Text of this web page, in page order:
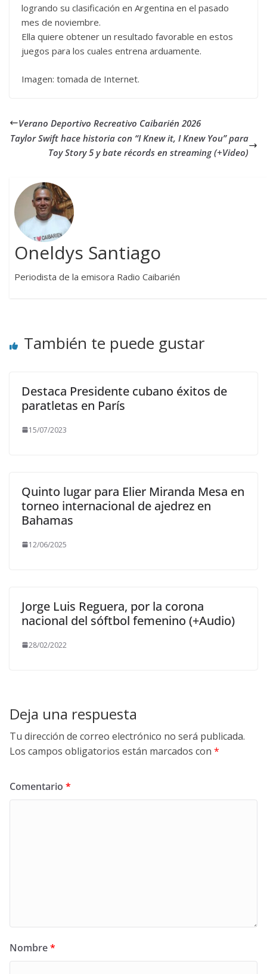
logrando su clasificación en Argentina en el pasado
mes de noviembre.
Ella quiere obtener un resultado favorable en estos
juegos para los cuales entrena arduamente.
Imagen: tomada de Internet.
Verano Deportivo Recreativo Caibarién 2026
Taylor Swift hace historia con “I Knew it, I Knew You” para
Toy Story 5 y bate récords en streaming (+Video)
Oneldys Santiago
Periodista de la emisora Radio Caibarién
También te puede gustar
Destaca Presidente cubano éxitos de
paratletas en París
15/07/2023
Quinto lugar para Elier Miranda Mesa en
torneo internacional de ajedrez en
Bahamas
12/06/2025
Jorge Luis Reguera, por la corona
nacional del sóftbol femenino (+Audio)
28/02/2022
Deja una respuesta
Tu dirección de correo electrónico no será publicada.
Los campos obligatorios están marcados con *
Comentario *
Nombre*